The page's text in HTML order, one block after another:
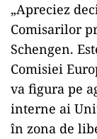
„Apreciez
Comisarilor
Schengen.
Comisiei
va figura pe
interne ai
în zona de